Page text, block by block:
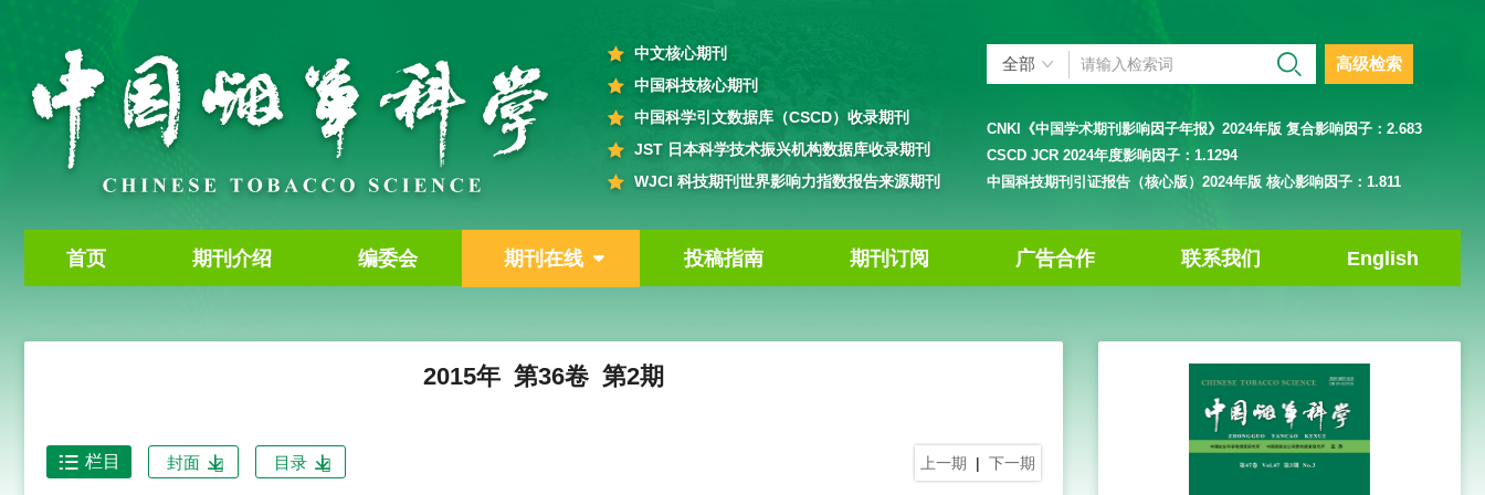
中文核心期刊
中国科技核心期刊
中国科学引文数据库（CSCD）收录期刊
JST 日本科学技术振兴机构数据库收录期刊
WJCI 科技期刊世界影响力指数报告来源期刊
高级检索
CNKI《中国学术期刊影响因子年报》2024年版 复合影响因子： 2.683
CSCD JCR 2024年度影响因子： 1.1294
中国科技期刊引证报告（核心版）2024年版 核心影响因子： 1.811
首页 期刊介绍 编委会 期刊在线 投稿指南 期刊订阅 广告合作 联系我们 English
2015年 第36卷 第2期
上一期 | 下一期
栏目 封面 目录